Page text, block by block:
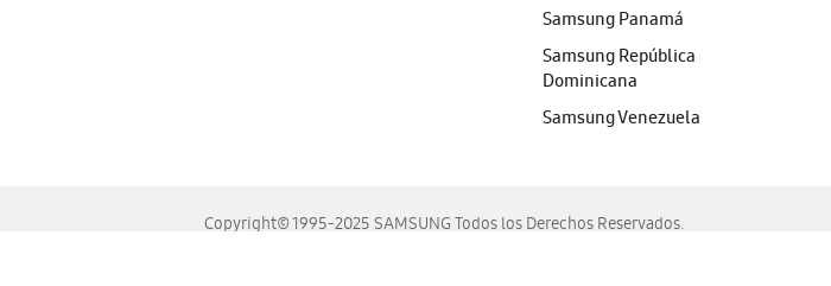
Samsung Panamá
Samsung República
Dominicana
Samsung Venezuela
Copyright© 1995-2025 SAMSUNG Todos los Derechos Reservados.